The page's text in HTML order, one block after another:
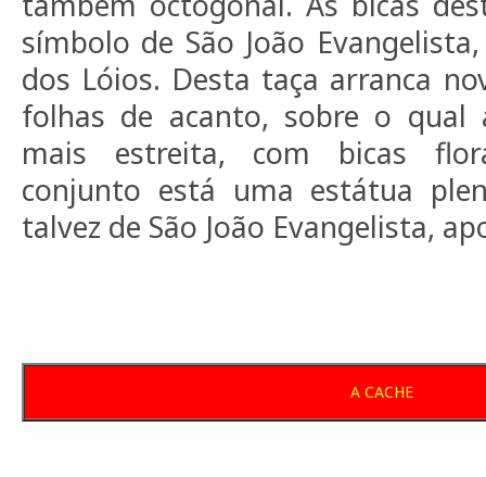
símbolo de São João
dos Lóios. Desta taça arranca
folhas de acanto, sobre o qual
mais estreita, com bicas
conjunto está uma estátua
talvez de São João Evangelista,
A CACHE